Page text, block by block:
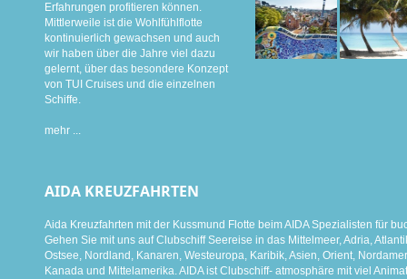
Erfahrungen profitieren können.
Mittlerweile ist die Wohlfühlflotte
kontinuierlich gewachsen und auch
wir haben über die Jahre viel dazu
gelernt, über das besondere Konzept
von TUI Cruises und die einzelnen
Schiffe.
mehr ...
AIDA KREUZFAHRTEN
Aida Kreuzfahrten mit der Kussmund Flotte beim AIDA Spezialisten für
Gehen Sie mit uns auf Clubschiff Seereise in das Mittelmeer, Adria,
Ostsee, Nordland, Kanaren, Westeuropa, Karibik, Asien, Orient,
Kanada und Mittelamerika. AIDA ist Clubschiff- atmosphäre mit viel